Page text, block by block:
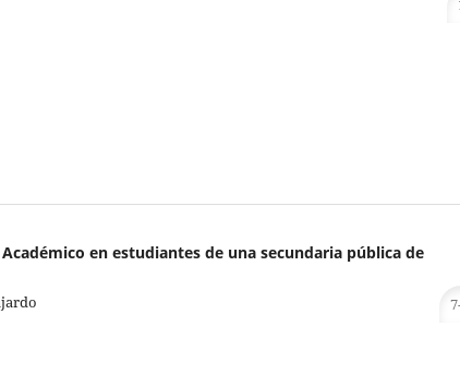
en estudiantes de una secundaria pública de